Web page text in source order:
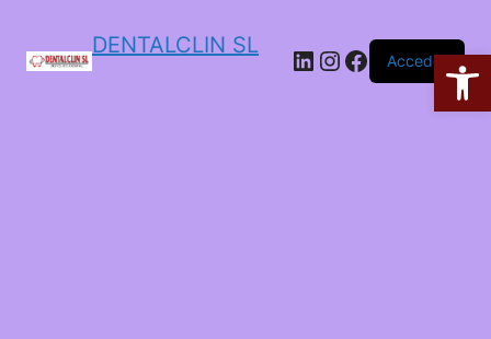
DENTALCLIN SL
Acceder